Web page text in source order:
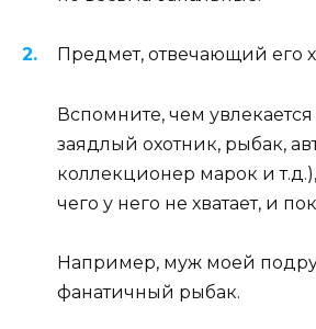
Предмет, отвечающий его
Вспомните, чем
заядлый охотник, рыбак,
коллекционер марок и
чего у него не хватает, и
Например, муж моей
фанатичный рыбак.